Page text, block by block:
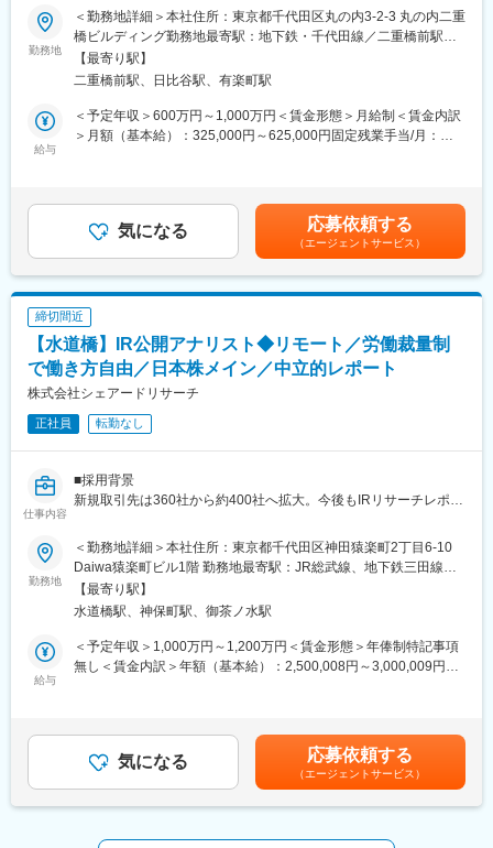
供することが使命です。
・日本株・米国株・中国株グループから成る投資調査部、そして
現地の生の情報を収集・伝達する上海事務所が、日々最新かつ正
確な情報をお客様に提供すべく活動しています。
投資セミナー、毎月のNAITOレポートを始めとする各種レポート
などによりお客様に直接情報をお届けするのはもちろんのこと、
変更の範囲：会社の定める業務
・経済レポート執筆：担当地域（日本、米国、欧州、新興国な
ど）の月次経済分析レポート執筆とクライアント宛プレゼンテー
ション
・マクロ経済学（または国際政治学など）を活用した顧客ビジネ
ス支援：経営計画策定支援、地政学リスクの分析・影響予想、地
域経済分析など
・ストレスシナリオ策定：経済モデルを活用したマクロストレス
変更の範囲：会社の定める業務
勤務地
＜勤務地詳細＞本社住所：東京都千代田区丸の内3-2-3 丸の内二重
橋ビルディング勤務地最寄駅：地下鉄・千代田線／二重橋前駅受
動喫煙対策：屋内喫煙可能場所あり変更の範囲：会社の定める事
業所（リモートワーク含む）
【最寄り駅】
二重橋前駅、日比谷駅、有楽町駅
給与
＜予定年収＞600万円～1,000万円＜賃金形態＞月給制＜賃金内訳
＞月額（基本給）：325,000円～625,000円固定残業手当/月：
詳細は前職や経験考慮の上決定します。■賞与：年3回■昇格：
有 ※能力査定の上決定■残業代の有無は役職により異なります。
賃金はあくまでも目安の金額であり、選考を通じて上下する可能
性があります。月給(月額)は固定手当を含めた表記です。
気になる 応募依頼する
（エージェントサービス）
締切間近
【水道橋】IR公開アナリスト◆リモート／労働裁量制
で働き方自由／日本株メイン／中立的レポート
株式会社シェアードリサーチ
正社員 転勤なし
仕事内容
■採用背景
新規取引先は360社から約400社へ拡大。今後もIRリサーチレポー
で増員募集します。
■業務内容
IRリサーチレポート（約50ページ）の企画・取材・執筆・更新を
一貫して担当します。発行体企業と契約後、経営者やIR担当者へ
のインタビュー、有価証券報告書・決算短信・開示資料などの分
析を行い、事業内容、収益モデル、競合比較、強み・弱みを客観
入社後は詳細なマニュアル・フォーマットに沿って業務を習得
し、先輩アナリストのレビューを受けながらクオリティを高めて
対象は主に日本株ですが、経験により外国株やクレジット、銀行
勤務地
＜勤務地詳細＞本社住所：東京都千代田区神田猿楽町2丁目6-10
Daiwa猿楽町ビル1階 勤務地最寄駅：JR総武線、地下鉄三田線／
水道橋駅受動喫煙対策：敷地内全面禁煙
【最寄り駅】
水道橋駅、神保町駅、御茶ノ水駅
給与
＜予定年収＞1,000万円～1,200万円＜賃金形態＞年俸制特記事項
無し＜賃金内訳＞年額（基本給）：2,500,008円～3,000,009円そ
円～・固定深夜残業代20時間分：28,285円～・シニアアナリスト
手当：83,334円～・暫定インセンティブ20社分：333,334円～担
当企業1社につき年俸50万円で、担当20社を目指していただきま
す。賃金はあくまでも目安の金額であり、選考を通じて上下する
気になる 応募依頼する
（エージェントサービス）